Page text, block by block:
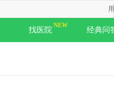
找医院 经典问